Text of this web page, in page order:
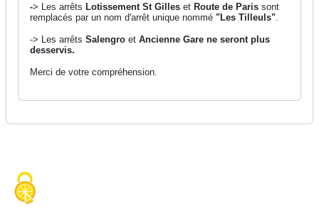
-> Les arrêts Lotissement St Gilles et Route de Paris sont
remplacés par un nom d'arrêt unique nommé "Les Tilleuls"
-> Les arrêts Salengro et Ancienne Gare ne seront plus
desservis.
Merci de votre compréhension.